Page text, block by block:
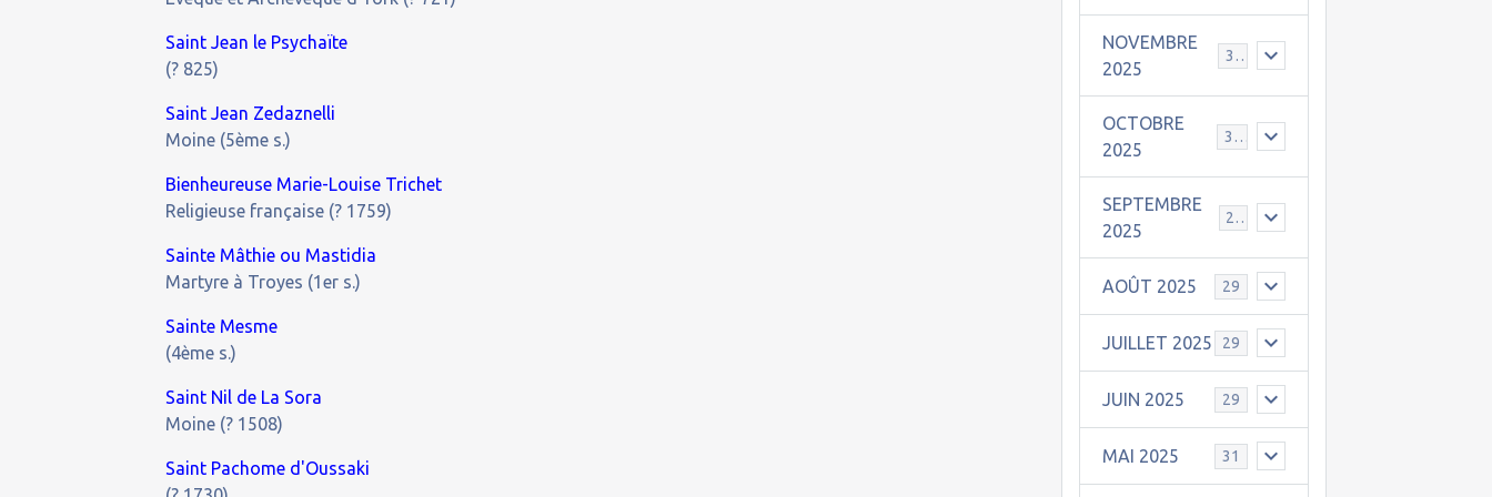
Saint Jean le Psychaïte
(? 825)
Saint Jean Zedaznelli
Moine (5ème s.)
Bienheureuse Marie-Louise Trichet
Religieuse française (? 1759)
Sainte Mâthie ou Mastidia
Martyre à Troyes (1er s.)
Sainte Mesme
(4ème s.)
Saint Nil de La Sora
Moine (? 1508)
Saint Pachome d'Oussaki
NOVEMBRE
2025
30
OCTOBRE
2025
31
SEPTEMBRE
2025
25
AOÛT 2025 29
JUILLET 2025 29
JUIN 2025 29
MAI 2025 31